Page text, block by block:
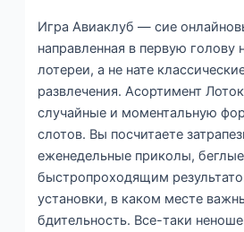
Игра Авиаклуб — сие
направленная в первую голову
лотереи, а не нате
развлечения. Асортимент
случайные и моментальную
слотов. Вы посчитаете
еженедельные приколы,
быстропроходящим
установки, в каком месте
бдительность. Все-таки